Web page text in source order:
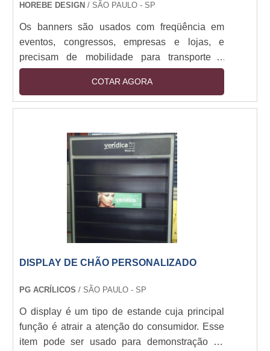
HOREBE DESIGN / SÃO PAULO - SP
Os banners são usados com freqüência em
eventos, congressos, empresas e lojas, e
precisam de mobilidade para transporte e
alocação em diversos ambientes ao que se
destinam. Então é melhor que eles sejam leves
e fáceis de montar para que nenhuma atividade
Detalhes importantes do materialO material
deve ter um suporte que o sustente durante
toda a apresentação. Esse suporte, assim como
o próprio banner, ....
COTAR AGORA
DISPLAY DE CHÃO PERSONALIZADO
PG ACRÍLICOS / SÃO PAULO - SP
O display é um tipo de estande cuja principal
função é atrair a atenção do consumidor. Esse
item pode ser usado para demonstração ou